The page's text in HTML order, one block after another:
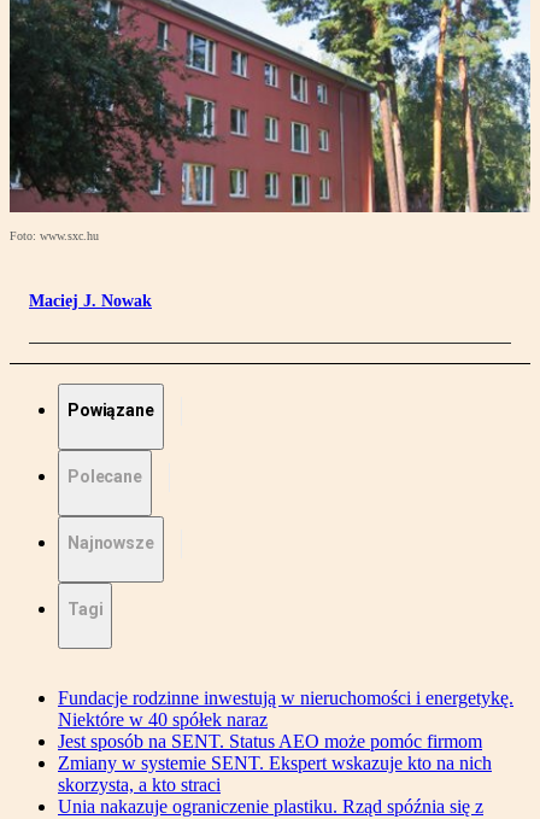
Foto: www.sxc.hu
Maciej J. Nowak
Powiązane
Polecane
Najnowsze
Tagi
Fundacje rodzinne inwestują w nieruchomości i energetykę.
Niektóre w 40 spółek naraz
Jest sposób na SENT. Status AEO może pomóc firmom
Zmiany w systemie SENT. Ekspert wskazuje kto na nich
skorzysta, a kto straci
Unia nakazuje ograniczenie plastiku. Rząd spóźnia się z